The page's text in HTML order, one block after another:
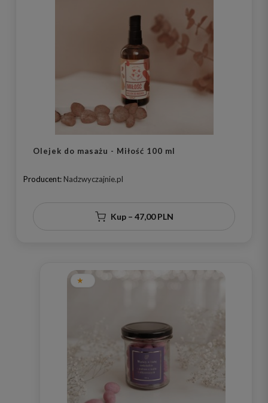
Olejek do masażu - Miłość 100 ml
Producent: Nadzwyczajnie.pl
Kup – 47,00 PLN